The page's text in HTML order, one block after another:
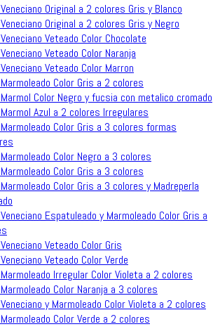
Original a 2 colores Gris y Blanco
Original a 2 colores Gris y Negro
Veteado Color Chocolate
Veteado Color Naranja
Veteado Color Marron
Color Gris a 2 colores
Color Negro y fucsia con metalico cromado
Azul a 2 colores Irregulares
Color Gris a 3 colores formas
Color Negro a 3 colores
Color Gris a 3 colores
Color Gris a 3 colores y Madreperla
Espatuleado y Marmoleado Color Gris a
Veteado Color Gris
Veteado Color Verde
Irregular Color Violeta a 2 colores
Color Naranja a 3 colores
y Marmoleado Color Violeta a 2 colores
Color Verde a 2 colores